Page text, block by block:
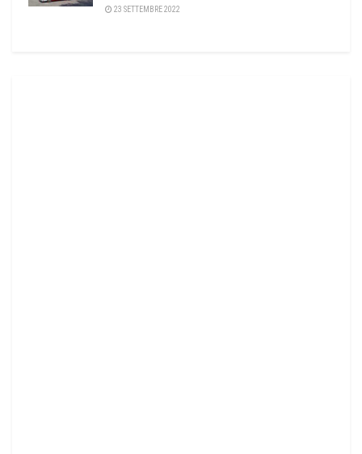
23 SETTEMBRE 2022